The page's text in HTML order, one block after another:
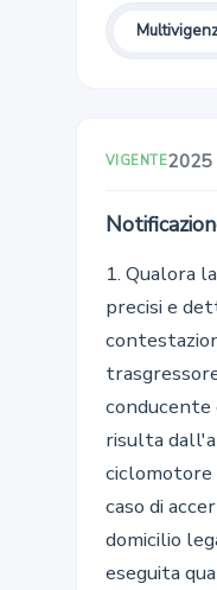
2025
VIGENTE
1. Qualora la violazione non possa essere immediatamente contestata, il verbale, con gli estremi precisi e dettagliati della violazione e con la indicazione dei motivi che hanno reso impossibile la contestazione immediata, deve, entro novanta giorni dall'accertamento, essere notificato all'effettivo trasgressore o, quando questi non sia stato identificato e si tratti di violazione commessa dal conducente di un veicolo a motore, munito di targa, ad uno dei soggetti indicati nell'art. 196, quale risulta dall'archivio nazionale dei veicoli e dal P.R.A. alla data dell'accertamento. Se si tratta di ciclomotore la notificazione deve essere fatta all'intestatario del contrassegno di identificazione. Nel caso di accertamento della violazione nei confronti dell'intestatario del veicolo che abbia dichiarato il domicilio legale ai sensi dell'articolo 134, comma 1-bis, la notificazione del verbale è validamente eseguita quando sia stata effettuata presso il medesimo domicilio legale dichiarato dall'interessato. Qualora l'effettivo trasgressore od altro dei soggetti obbligati sia identificato successivamente alla commissione della violazione la notificazione può essere effettuata agli stessi entro